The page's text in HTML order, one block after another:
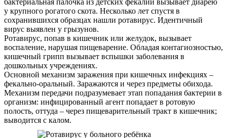
бактериальная палочка из детских фекалий вызывает диарею
у крупного рогатого скота. Несколько лет спустя в
сохранившихся образцах нашли ротавирус. Идентичный
вирус выявлен у грызунов.
Ротавирус, попав в кишечник или желудок, вызывает
воспаление, нарушая пищеварение. Обладая контагиозностью,
кишечный грипп вызывает вспышки заболевания в
дошкольных учреждениях.
Основной механизм заражения при кишечных инфекциях –
фекально-оральный. Заражаются и через предметы обихода.
Механизм передачи подразумевает этап попадания бактерии в
организм: инфицированный агент попадает в ротовую
полость, оттуда – через пищеварительный тракт в кишечник;
выводится с калом.